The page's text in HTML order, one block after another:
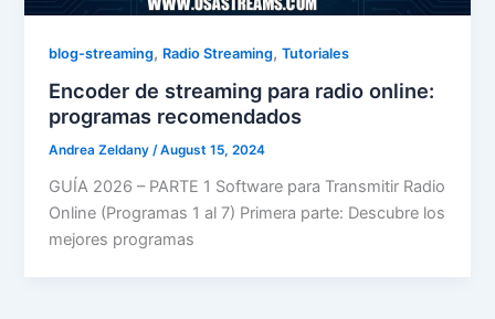
blog-streaming, Radio Streaming,Tutoriales
Encoder de streaming para radio online:
programas recomendados
Andrea Zeldany/August 15, 2024
GUÍA 2026 – PARTE 1 Software para Transmitir Radio
Online (Programas 1 al 7) Primera parte: Descubre los
mejores programas